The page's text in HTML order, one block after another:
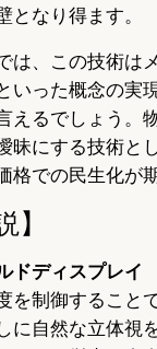
となり得ます。
は、この技術は
いった概念の実
えるでしょう。
昧にする技術と
格での民生化が
】
ドディスプレイ
を制御すること
に自然な立体視